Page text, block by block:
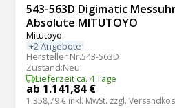
543-563D Digimatic
Absolute MITUTOYO
Mitutoyo
+2 Angebote
Hersteller Nr.543-563D
Zustand:Neu
Lieferzeit ca. 4 Tage
ab 1.141,84 €
1.358,79 € inkl. MwSt. zzgl.